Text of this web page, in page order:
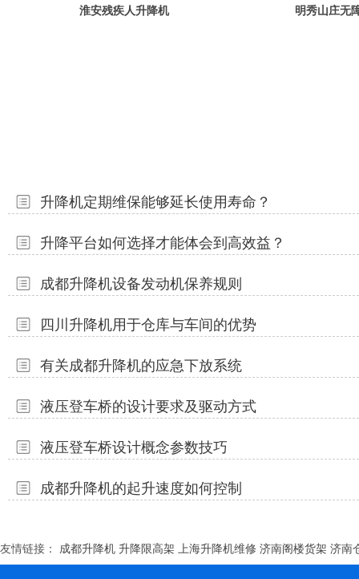
淮安残疾人升降机 明秀山庄无
升降机定期维保能够延长使用寿命？
升降平台如何选择才能体会到高效益？
成都升降机设备发动机保养规则
四川升降机用于仓库与车间的优势
有关成都升降机的应急下放系统
液压登车桥的设计要求及驱动方式
液压登车桥设计概念参数技巧
成都升降机的起升速度如何控制
友情链接： 成都升降机 升降限高架 上海升降机维修 济南阁楼货架 济南